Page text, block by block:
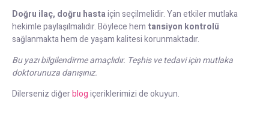
Doğru ilaç, doğru hastaiçin seçilmelidir. Yan etkiler mutlaka
hekimle paylaşılmalıdır. Böylece hem tansiyon kontrolü
sağlanmakta hem de yaşam kalitesi korunmaktadır.
Bu yazı bilgilendirme amaçlıdır. Teşhis ve tedavi için mutlaka
doktorunuza danışınız.
Dilerseniz diğerblogiçeriklerimizi de okuyun.